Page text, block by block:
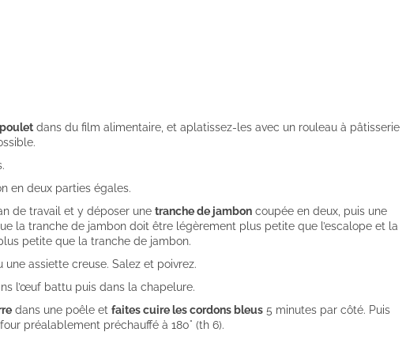
dans du film alimentaire, et aplatissez-les avec un rouleau à pâtisserie
en deux parties égales.
de travail et y déposer une tranche de jambon coupée en deux, puis une
la tranche de jambon doit être légèrement plus petite que l’escalope et la
petite que la tranche de jambon.
une assiette creuse. Salez et poivrez.
l’œuf battu puis dans la chapelure.
dans une poêle et faites cuire les cordons bleus 5 minutes par côté. Puis
préalablement préchauffé à 180° (th 6).